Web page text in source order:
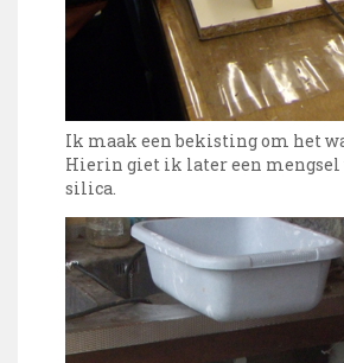
Ik maak een bekisting om het
Hierin giet ik later een mengsel
silica.